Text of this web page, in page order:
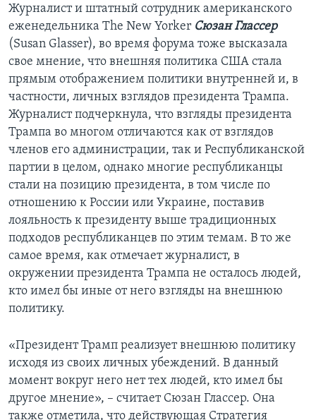
Журналист и штатный сотрудник американского
еженедельника The New Yorker Сюзан Глассер
(Susan Glasser), во время форума тоже высказала
свое мнение, что внешняя политика США стала
прямым отображением политики внутренней и, в
частности, личных взглядов президента Трампа.
Журналист подчеркнула, что взгляды президента
Трампа во многом отличаются как от взглядов
членов его администрации, так и Республиканской
партии в целом, однако многие республиканцы
стали на позицию президента, в том числе по
отношению к России или Украине, поставив
лояльность к президенту выше традиционных
подходов республиканцев по этим темам. В то же
самое время, как отмечает журналист, в
окружении президента Трампа не осталось людей,
кто имел бы иные от него взгляды на внешнюю
политику.
«Президент Трамп реализует внешнюю политику
исходя из своих личных убеждений. В данный
момент вокруг него нет тех людей, кто имел бы
другое мнение», – считает Сюзан Глассер. Она
также отметила, что действующая Стратегия